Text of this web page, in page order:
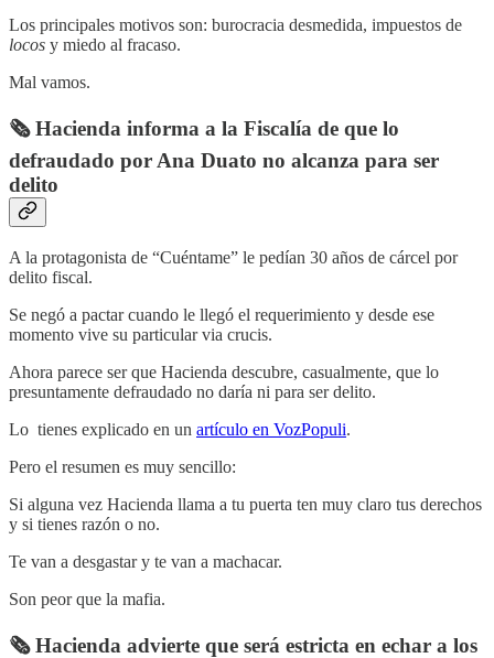
Los principales motivos son: burocracia desmedida, impuestos de
locos y miedo al fracaso.
Mal vamos.
🗞️ Hacienda informa a la Fiscalía de que lo
defraudado por Ana Duato no alcanza para ser
delito
A la protagonista de “Cuéntame” le pedían 30 años de cárcel por
delito fiscal.
Se negó a pactar cuando le llegó el requerimiento y desde ese
momento vive su particular via crucis.
Ahora parece ser que Hacienda descubre, casualmente, que lo
presuntamente defraudado no daría ni para ser delito.
Lo tienes explicado en un artículo en VozPopuli.
Pero el resumen es muy sencillo:
Si alguna vez Hacienda llama a tu puerta ten muy claro tus derechos
y si tienes razón o no.
Te van a desgastar y te van a machacar.
Son peor que la mafia.
🗞️ Hacienda advierte que será estricta en echar a los